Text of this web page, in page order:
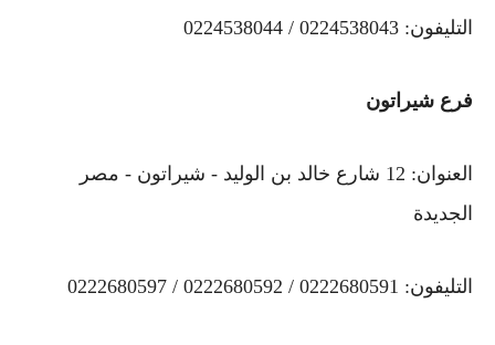
التليفون: 0224538043 / 0224538044
فرع شيراتون
العنوان: 12 شارع خالد بن الوليد - شيراتون - مصر
الجديدة
التليفون: 0222680591 / 0222680592 / 0222680597